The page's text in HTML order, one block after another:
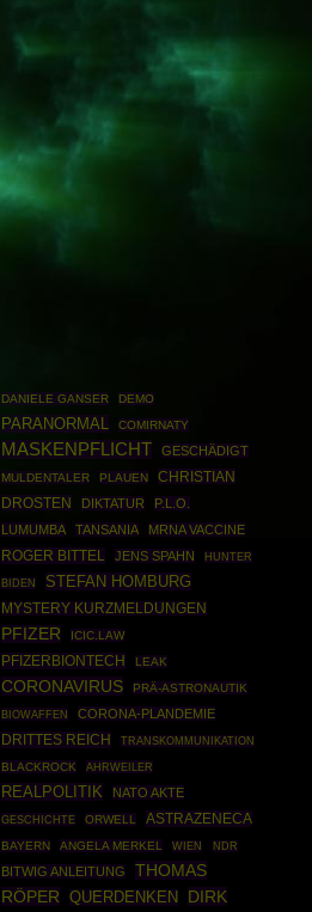
DANIELE GANSER DEMO
PARANORMAL COMIRNATY
MASKENPFLICHT GESCHÄDIGT
MULDENTALER PLAUEN
CHRISTIAN
DROSTEN
DIKTATUR
P.L.O.
LUMUMBA
TANSANIA MRNA VACCINE
ROGER BITTEL JENS SPAHN HUNTER
BIDEN STEFAN HOMBURG
MYSTERY KURZMELDUNGEN
PFIZER ICIC.LAW
PFIZERBIONTECH LEAK
CORONAVIRUS
PRÄ-ASTRONAUTIK
BIOWAFFEN
CORONA-PLANDEMIE
DRITTES REICH TRANSKOMMUNIKATION
BLACKROCK AHRWEILER
REALPOLITIK NATO AKTE
GESCHICHTE ORWELL ASTRAZENECA
BAYERN ANGELA MERKEL WIEN NDR
BITWIG ANLEITUNG
THOMAS
RÖPER
QUERDENKEN
DIRK